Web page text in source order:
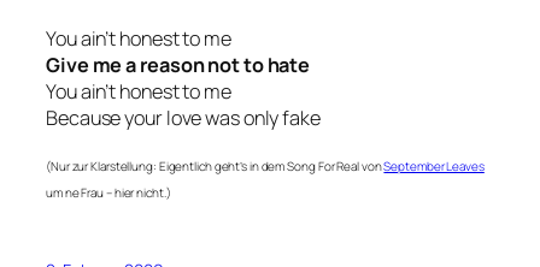
You ain’t honest to me
Give me a reason not to hate
You ain’t honest to me
Because your love was only fake
(Nur zur Klarstellung: Eigentlich geht’s in dem SongFor RealvonSeptember Leaves
um ne Frau – hier nicht.)